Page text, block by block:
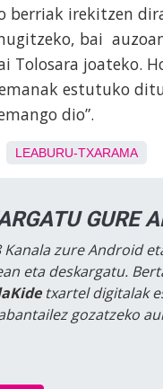
berriak irekitzen
bai
Tolosara joateko.
estutuko
dio”.
LEABURU-TXARAMA
GURE
Kanala zure Android
eta deskargatu.
txartel digitalak
gozatzeko